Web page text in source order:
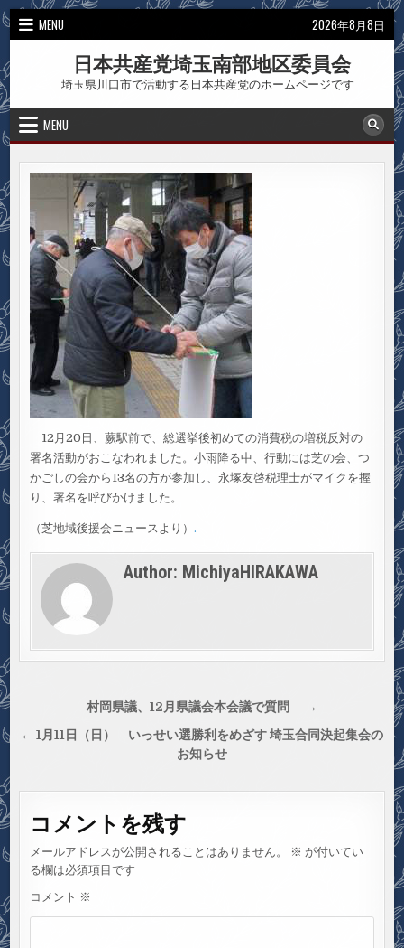
Skip
MENU 2026年8月8日
日本共産党埼玉南部地区委員会
埼玉県川口市で活動する日本共産党のホームページです
MENU
12月20日、蕨駅前で、総選挙後初めての消費税の増税反対の
署名活動がおこなわれました。小雨降る中、行動には芝の会、つ
かごしの会から13名の方が参加し、永塚友啓税理士がマイクを握
り、署名を呼びかけました。
（芝地域後援会ニュースより）.
Author: MichiyaHIRAKAWA
稿
ビ
ゲ
ー
シ
ョ
ン
村岡県議、12月県議会本会議で質問 →
← 1月11日（日） いっせい選勝利をめざす 埼玉合同決起集会の
お知らせ
コメントを残す
メールアドレスが公開されることはありません。 ※ が付いてい
る欄は必須項目です
コメント ※